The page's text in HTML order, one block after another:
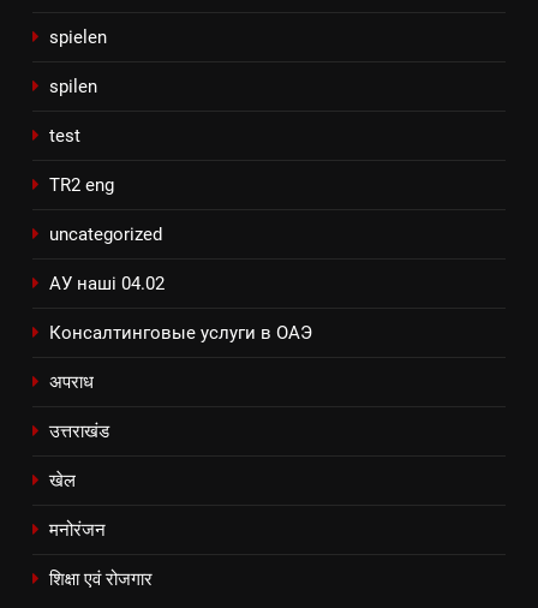
spielen
spilen
test
TR2 eng
uncategorized
АУ наші 04.02
Консалтинговые услуги в ОАЭ
अपराध
उत्तराखंड
खेल
मनोरंजन
शिक्षा एवं रोजगार